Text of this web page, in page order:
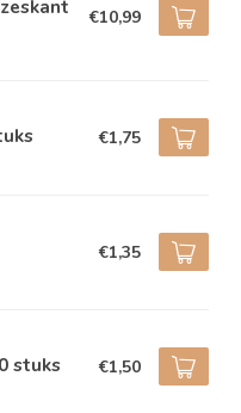
€10,99
€1,75
€1,35
stuks €1,50